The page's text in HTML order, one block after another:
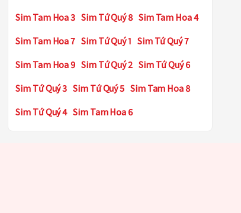
Sim Tam Hoa 3 Sim Tứ Quý 8 Sim Tam Hoa 4
Sim Tam Hoa 7 Sim Tứ Quý 1 Sim Tứ Quý 7
Sim Tam Hoa 9 Sim Tứ Quý 2 Sim Tứ Quý 6
Sim Tứ Quý 3 Sim Tứ Quý 5 Sim Tam Hoa 8
Sim Tứ Quý 4 Sim Tam Hoa 6